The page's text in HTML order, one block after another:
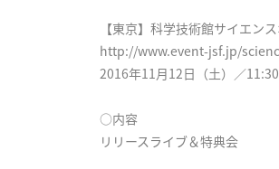
【東京】科学技術館サイエン
http://www.event-jsf.jp/
2016年11月12日（土）／
○内容
リリースライブ＆特典会